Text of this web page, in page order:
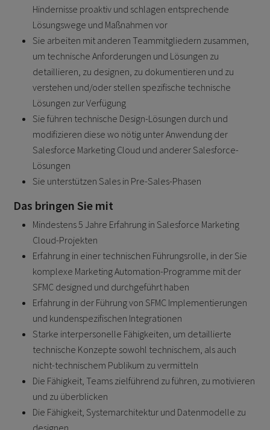
Hindernisse proaktiv und schlagen entsprechende
Lösungswege und Maßnahmen vor
Sie arbeiten mit anderen Teammitgliedern zusammen,
um technische Anforderungen und Lösungen zu
detaillieren, zu designen, zu dokumentieren und zu
verstehen und/oder stellen spezifische technische
Lösungen zur Verfügung
Sie führen technische Design-Lösungen durch und
modifizieren diese wo nötig unter Anwendung der
Salesforce Marketing Cloud und anderer Salesforce-
Lösungen
Sie unterstützen Sales in Pre-Sales-Phasen
Das bringen Sie mit
Mindestens 5 Jahre Erfahrung in Salesforce Marketing
Cloud-Projekten
Erfahrung in einer technischen Führungsrolle, in der Sie
komplexe Marketing Automation-Programme mit der
SFMC designed und durchgeführt haben
Erfahrung in der Führung von SFMC Implementierungen
und kundenspezifischen Integrationen
Starke interpersonelle Fähigkeiten, um detaillierte
technische Konzepte sowohl technischem, als auch
nicht-technischem Publikum zu vermitteln
Die Fähigkeit, Teams zielführend zu führen, zu motivieren
und zu überblicken
Die Fähigkeit, Systemarchitektur und Datenmodelle zu
designen